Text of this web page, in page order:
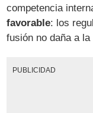
competencia
favorable: los
fusión no daña a
PUBLICIDAD